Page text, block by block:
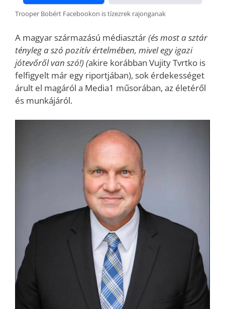
Trooper Bobért Facebookon is tízezrek rajonganak
A magyar származású médiasztár(és most a sztár
tényleg a szó pozitív értelmében, mivel egy igazi
jótevőről van szó!) (akire korábban Vujity Tvrtko is
felfigyelt már egy riportjában), sok érdekességet
árult el magáról a Media1 műsorában, az életéről
és munkájáról.